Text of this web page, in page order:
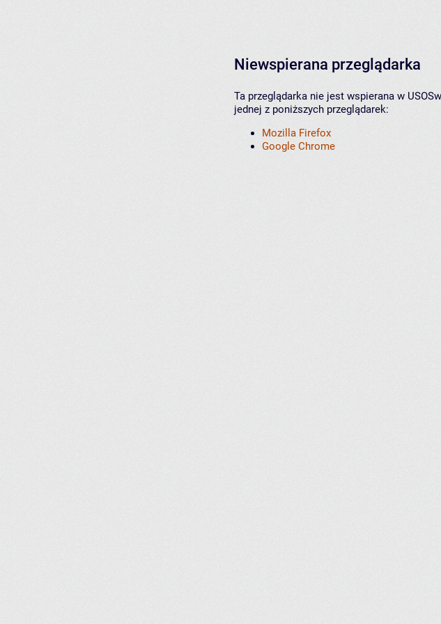
Niewspierana przeglądarka
Ta przeglądarka nie jest wspierana w
jednej z poniższych przeglądarek:
Mozilla Firefox
Google Chrome